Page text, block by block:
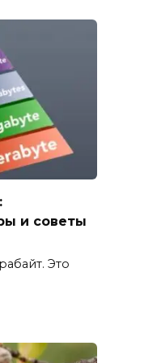
и советы
Это